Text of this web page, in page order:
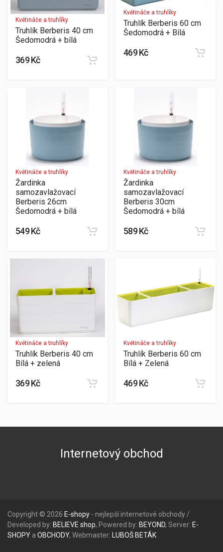
Květináče a truhlíky
Truhlík Berberis 40 cm
Šedomodrá + bílá
369 Kč
Květináče a truhlíky
Truhlík Berberis 60 cm
Šedomodrá + Bílá
469 Kč
Květináče a truhlíky
Žardinka
samozavlažovací
Berberis 26cm
Šedomodrá + bílá
549 Kč
Květináče a truhlíky
Žardinka
samozavlažovací
Berberis 30cm
Šedomodrá + bílá
589 Kč
Květináče a truhlíky
Truhlík Berberis 40 cm
Bílá + zelená
369 Kč
Květináče a truhlíky
Truhlík Berberis 60 cm
Bílá + Zelená
469 Kč
Internetový obchod
Copyright © 2026 E-shopy - nejlepší internetové obchody /
Developed by: BELIEVE shop, Powered by: BEYOND, Server: E-
SHOPY a OBCHODY, Webmaster: LUBOŠ BETÁK